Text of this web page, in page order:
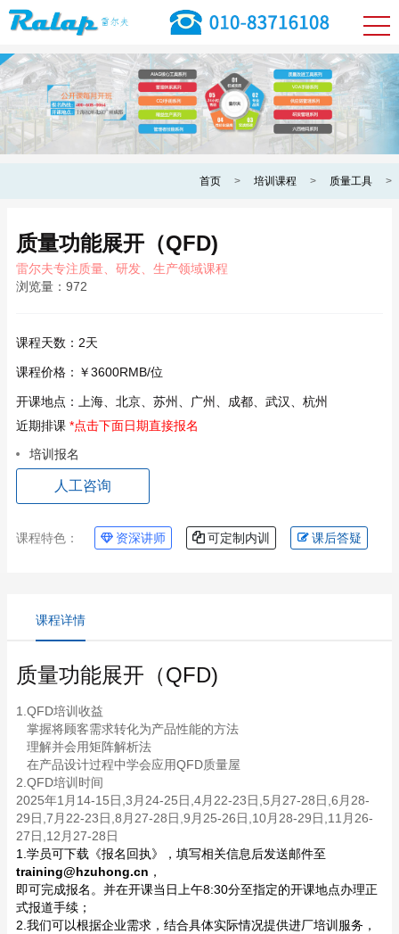
首页 > 培训课程 > 质量工具 >
质量功能展开（QFD)
雷尔夫专注质量、研发、生产领域课程
浏览量： 972
课程天数： 2天
课程价格： ￥3600RMB/位
开课地点：
上海、北京、苏州、广州、成都、武汉、杭州
近期排课 *点击下面日期直接报名
培训报名
人工咨询
课程特色： 资深讲师 可定制内训 课后答疑
课程详情
质量功能展开（QFD)
1.QFD培训收益
掌握将顾客需求转化为产品性能的方法
理解并会用矩阵解析法
在产品设计过程中学会应用QFD质量屋
2.QFD培训时间
2025年1月14-15日,3月24-25日,4月22-23日,5月27-28日,6月28-
29日,7月22-23日,8月27-28日,9月25-26日,10月28-29日,11月26-
27日,12月27-28日
1.学员可下载《报名回执》，填写相关信息后发送邮件至
training@hzuhong.cn ，
即可完成报名。并在开课当日上午8:30分至指定的开课地点办理正
式报道手续；
2.我们可以根据企业需求，结合具体实际情况提供进厂培训服务，